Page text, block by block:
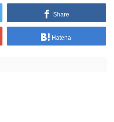
Share
Hatena